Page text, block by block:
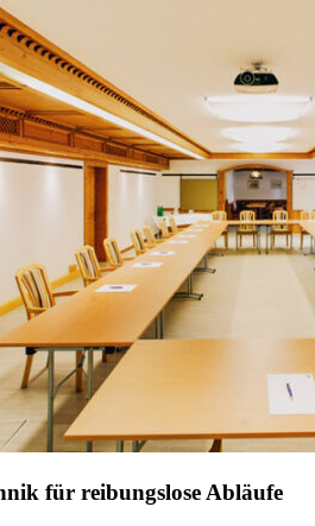
für reibungslose Abläufe